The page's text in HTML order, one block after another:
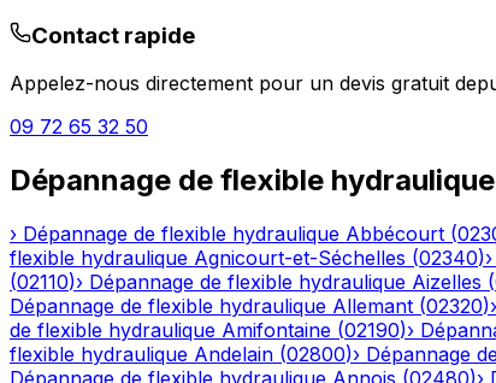
Contact rapide
Appelez-nous directement pour un devis gratuit
09 72 65 32 50
Dépannage de flexible hydraulique
› Dépannage de flexible hydraulique Abbécourt (
flexible hydraulique Agnicourt-et-Séchelles (02340)›
(02110)› Dépannage de flexible hydraulique Aizelles (
Dépannage de flexible hydraulique Allemant (02320)›
de flexible hydraulique Amifontaine (02190)›
flexible hydraulique Andelain (02800)› Dépannage